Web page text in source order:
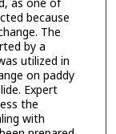
because
The
by a
utilized in
on paddy
Expert
the
with